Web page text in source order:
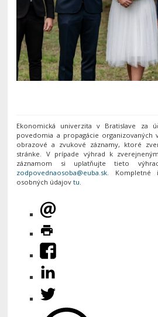
Ekonomická univerzita v Bratislave za
povedomia a propagácie organizovaných
obrazové a zvukové záznamy, ktoré
stránke. V prípade výhrad k
záznamom si uplatňujte tieto
. Kompletné
osobných údajovtu.